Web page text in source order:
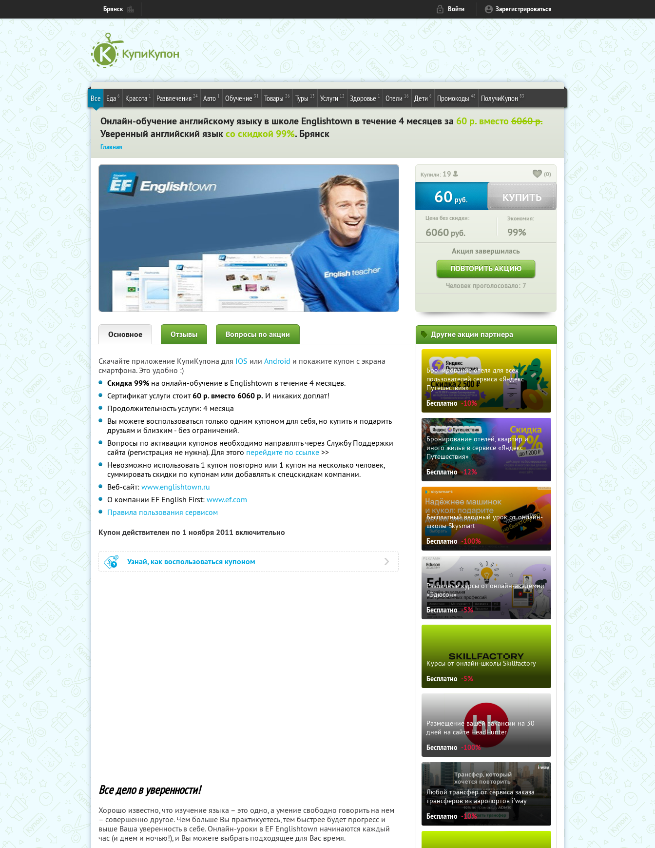
Брянск Войти Зарегистрироваться
Все Еда 6 Красота 1 Развлечения 24 Авто 1 Обучение 31 Товары 26 Туры 13 Услуги 12 Здоровье 1 Отели 16 Дети 6 Промокоды 48 ПолучиКупон 83
Онлайн-обучение английскому языку в школе Englishtown в течение 4 месяцев за 60 р. вместо 6060 р.
Уверенный английский языксо скидкой 99%. Брянск
Главная
Купили: 19 (0)
60 руб. КУПИТЬ
Цена без скидки:
6060 руб.
Экономия:
99%
Акция завершилась
ПОВТОРИТЬ АКЦИЮ
Человек проголосовало: 7
Основное Отзывы Вопросы по акции
Скачайте приложение КупиКупона для IOS или Android и покажите купон с экрана
смартфона. Это удобно :)
Скидка 99% на онлайн-обучение в Englishtown в течение 4 месяцев.
Сертификат услуги стоит60 р. вместо 6060 р. И никаких доплат!
Продолжительность услуги: 4 месяца
Вы можете воспользоваться только одним купоном для себя, но купить и подарить
друзьям и близким - без ограничений.
Вопросы по активации купонов необходимо направлять через Службу Поддержки
сайта (регистрация не нужна). Для этого перейдите по ссылке >>
Невозможно использовать 1 купон повторно или 1 купон на несколько человек,
суммировать скидки по купонам или добавлять к спецскидкам компании.
Веб-сайт: www.englishtown.ru
О компании EF English First: www.ef.com
Правила пользования сервисом
Купон действителен по 1 ноября 2011 включительно
Узнай, как воспользоваться купоном
Все дело в уверенности!
Хорошо известно, что изучение языка – это одно, а умение свободно говорить на нем
– совершенно другое. Чем больше Вы практикуетесь, тем быстрее будет прогресс и
выше Ваша уверенность в себе. Онлайн-уроки в EF Englishtown начинаются каждый
час (и днем и ночью!), и Вы можете выбрать подходящее для Вас время.
Другие акции партнера
Бронирование отеля для всех
пользователей сервиса «Яндекс
Путешествия»
Бесплатно -10%
Бронирование отелей, квартир и
иного жилья в сервисе «Яндекс
Путешествия»
Бесплатно -12%
Бесплатный вводный урок от онлайн-
школы Skysmart
Бесплатно -100%
Различные курсы от онлайн-академии
«Эдюсон»
Бесплатно -5%
Курсы от онлайн-школы Skillfactory
Бесплатно -5%
Размещение вашей вакансии на 30
дней на сайте HeadHunter
Бесплатно -100%
Любой трансфер от сервиса заказа
трансферов из аэропортов i'way
Бесплатно -10%